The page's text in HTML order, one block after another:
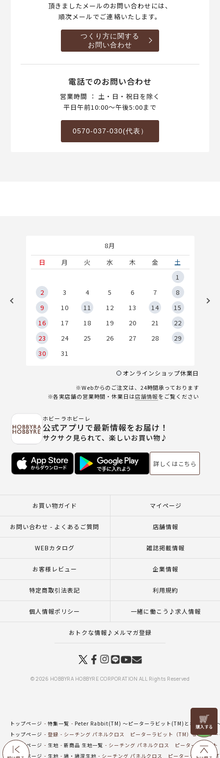
リリヤン
フェア
頂きましたメールのお問い合わせには、
順次メールでご連絡いたします。
つくり方に関する
お問い合わせ
電話でのお問い合わせ
営業時間 ： 土・日・祝日を除く
平日午前10:00～午後5:00まで
0570-037-030(代表）
8月
日
月 火 水 木 金
土
1
2
3 4 5 6 7
8
9
10 11 12 13 14
15
16
17 18 19 20 21
22
23
24 25 26 27 28
29
30
31
オンラインショップ休業日
※Webからのご注文は、24時間承っております
※各実店舗の営業時間・休業日は店舗情報をご覧ください
ホビーラホビーレ
公式アプリで最新情報をお届け！
サクサク見られて、楽しいお買い物♪
詳しくはこちら
お買い物ガイド マイページ
お問い合わせ - よくあるご質問 店舗情報
WEBカタログ 雑誌掲載情報
お客様レビュー 企業情報
特定商取引法表記 利用規約
個人情報ポリシー 一緒に働こう♪求人情報
おトクな情報♪メルマガ登録
© 2026 HOBBYRA HOBBYRE CORPORATION ALL Rights Reserved
トップページ 特集一覧
Peter Rabbit(TM) ～ピーターラビット(TM)となかまたち
トップページ
登録
シーチング パネルクロス ピーターラビット（TM）＆フラワ
トップページ
生地 新商品 生地一覧
シーチング パネルクロス ピーターラビット
トップページ
生地 綿・綿混生地 シーチング パネルクロス ピーターラビット（